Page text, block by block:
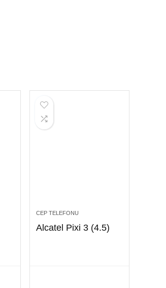
CEP TELEFONU
Alcatel Pixi 3 (4.5)